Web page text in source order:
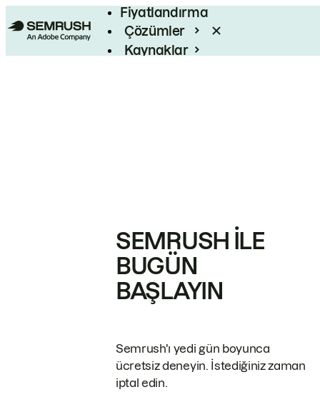
Fiyatlandırma
Çözümler
Kaynaklar
SEMRUSH ILE
BUGÜN
BAŞLAYIN
Semrush'ı yedi gün boyunca
ücretsiz deneyin. İstediğiniz zaman
iptal edin.